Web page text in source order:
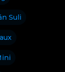
Suli